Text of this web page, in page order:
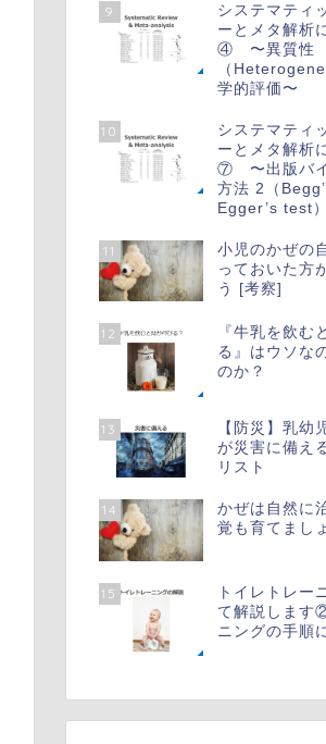
9
システマティ
ーとメタ解析
④ 〜異質性
（
学的評価〜
10
システマティ
ーとメタ解析
⑦ 〜出版バイ
方法 2（
Egger’s test
11
小児のかぜの
っておいた方
う [考察]
12
『牛乳を飲む
る』はウソな
のか？
13
【防災】乳幼
が災害に備え
リスト
14
かぜは自然に
覚も育てまし
15
トイレトレー
て解説しま
ニングの手順